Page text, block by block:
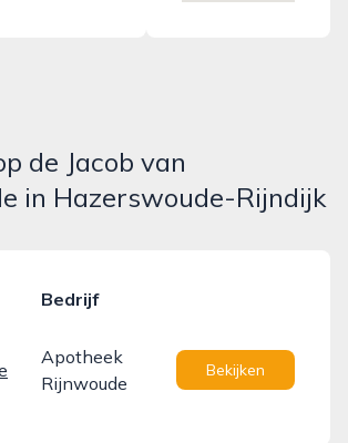
de Jacob van
in Hazerswoude-Rijndijk
Bedrijf
Apotheek
Rijnwoude
Bekijken